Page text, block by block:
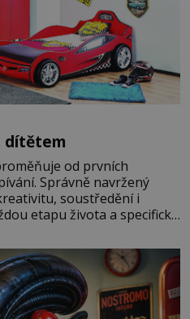
dítětem
od prvních
Správně navržený
soustředění i
etapu života a specifické
pokoj miminka měl působit
věk je